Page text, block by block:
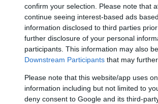
confirm your selection. Please note that
continue seeing interest-based ads
information disclosed to third parties
further disclosure of your personal
participants. This information may also
Downstream Participants that may
Please note that this website/app uses
information including but not limited to
deny consent to Google and its third-